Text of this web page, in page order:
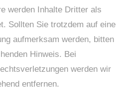
werden Inhalte Dritter als
Sollten Sie trotzdem auf eine
aufmerksam werden, bitten
Hinweis. Bei
werden wir
entfernen.